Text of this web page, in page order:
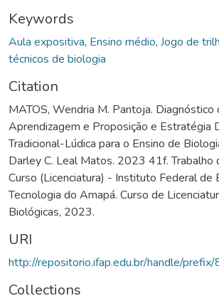
Keywords
Aula expositiva, Ensino médio, Jogo de
técnicos de biologia
Citation
MATOS, Wendria M. Pantoja.
Aprendizagem e Proposição e Estratégia
Tradicional-Lúdica para o Ensino de
Darley C. Leal Matos. 2023 41f. Trabalho
Curso (Licenciatura) - Instituto Federal de
Tecnologia do Amapá. Curso de
Biológicas, 2023.
URI
http://repositorio.ifap.edu.br/handle/prefix/
Collections